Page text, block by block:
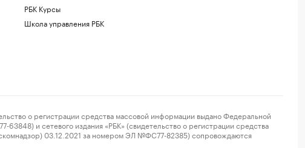
РБК Курсы
Школа управления РБК
о регистрации средства массовой информации выдано Федеральной
и сетевого издания «РБК» (свидетельство о регистрации средства
03.12.2021 за номером ЭЛ №ФС77-82385) сопровождаются